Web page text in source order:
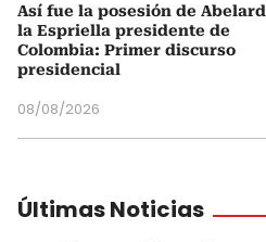
Así fue la posesión de
la Espriella presidente de
Colombia: Primer discurso
presidencial
08/08/2026
Últimas Noticias